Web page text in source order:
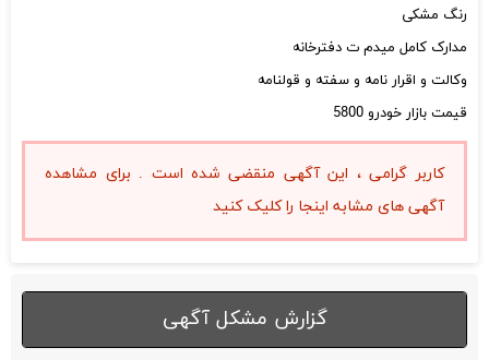
رنگ مشکی
مدارک کامل میدم ت دفترخانه
وکالت و اقرار نامه و سفته و قولنامه
قیمت بازار خودرو 5800
کاربر گرامی ، این آگهی منقضی شده است . برای مشاهده
آگهی های مشابه اینجا را کلیک کنید
گزارش مشکل آگهی